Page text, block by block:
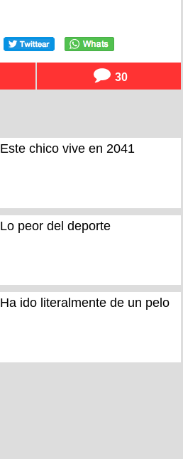
30
Este chico vive en 2041
Lo peor del deporte
Ha ido literalmente de un pelo